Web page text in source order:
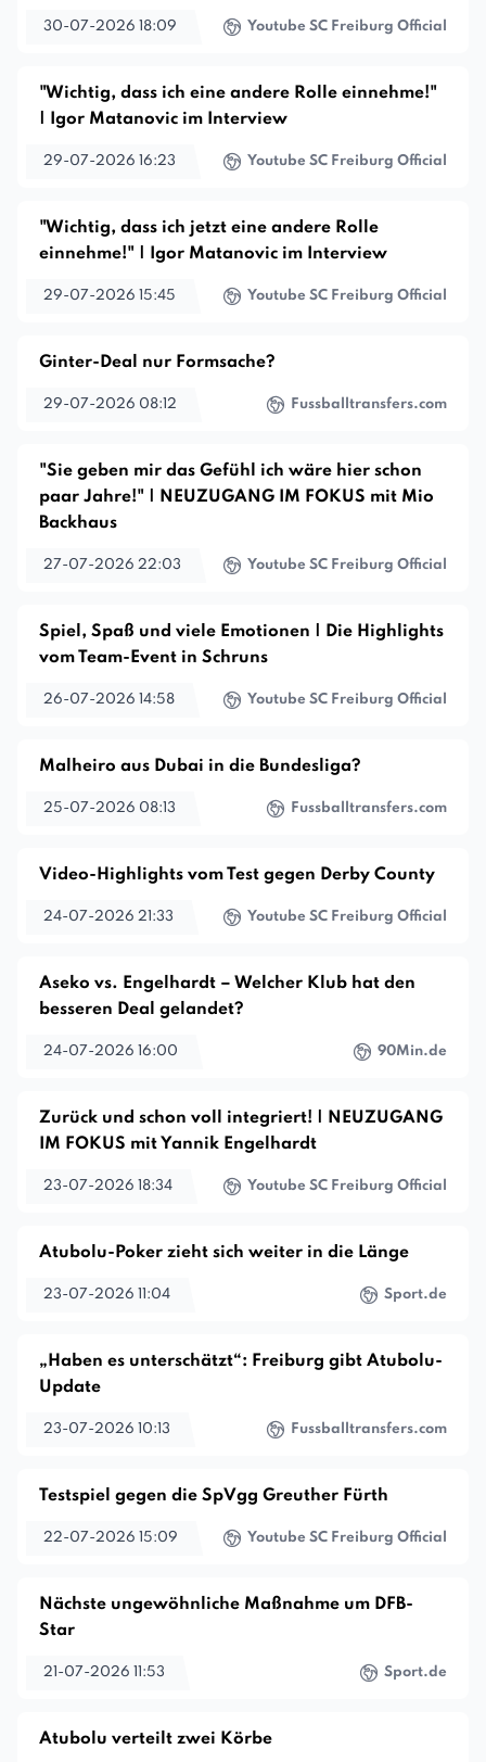
30-07-2026 18:09 Youtube SC Freiburg Official
"Wichtig, dass ich eine andere Rolle einnehme!"
| Igor Matanovic im Interview
29-07-2026 16:23 Youtube SC Freiburg Official
"Wichtig, dass ich jetzt eine andere Rolle
einnehme!" | Igor Matanovic im Interview
29-07-2026 15:45 Youtube SC Freiburg Official
Ginter-Deal nur Formsache?
29-07-2026 08:12 Fussballtransfers.com
"Sie geben mir das Gefühl ich wäre hier schon
paar Jahre!" | NEUZUGANG IM FOKUS mit Mio
Backhaus
27-07-2026 22:03 Youtube SC Freiburg Official
Spiel, Spaß und viele Emotionen | Die Highlights
vom Team-Event in Schruns
26-07-2026 14:58 Youtube SC Freiburg Official
Malheiro aus Dubai in die Bundesliga?
25-07-2026 08:13 Fussballtransfers.com
Video-Highlights vom Test gegen Derby County
24-07-2026 21:33 Youtube SC Freiburg Official
Aseko vs. Engelhardt – Welcher Klub hat den
besseren Deal gelandet?
24-07-2026 16:00 90Min.de
Zurück und schon voll integriert! | NEUZUGANG
IM FOKUS mit Yannik Engelhardt
23-07-2026 18:34 Youtube SC Freiburg Official
Atubolu-Poker zieht sich weiter in die Länge
23-07-2026 11:04 Sport.de
„Haben es unterschätzt“: Freiburg gibt Atubolu-
Update
23-07-2026 10:13 Fussballtransfers.com
Testspiel gegen die SpVgg Greuther Fürth
22-07-2026 15:09 Youtube SC Freiburg Official
Nächste ungewöhnliche Maßnahme um DFB-
Star
21-07-2026 11:53 Sport.de
Atubolu verteilt zwei Körbe